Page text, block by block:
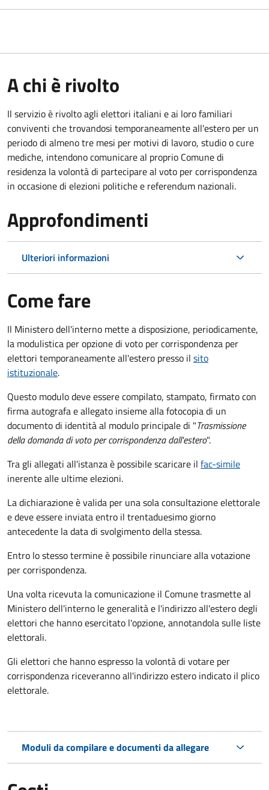
A chi è rivolto
Il servizio è rivolto agli elettori italiani e ai loro familiari
conviventi che trovandosi temporaneamente all'estero per un
periodo di almeno tre mesi per motivi di lavoro, studio o cure
mediche, intendono comunicare al proprio Comune di
residenza la volontà di partecipare al voto per corrispondenza
in occasione di elezioni politiche e referendum nazionali.
Approfondimenti
Ulteriori informazioni
Come fare
Il Ministero dell'interno mette a disposizione, periodicamente,
la modulistica per opzione di voto per corrispondenza per
elettori temporaneamente all'estero presso il sito
istituzionale.
Questo modulo deve essere compilato, stampato, firmato con
firma autografa e allegato insieme alla fotocopia di un
documento di identità al modulo principale di "Trasmissione
della domanda di voto per corrispondenza dall'estero".
Tra gli allegati all'istanza è possibile scaricare il fac-simile
inerente alle ultime elezioni.
La dichiarazione è valida per una sola consultazione elettorale
e deve essere inviata entro il trentaduesimo giorno
antecedente la data di svolgimento della stessa.
Entro lo stesso termine è possibile rinunciare alla votazione
per corrispondenza.
Una volta ricevuta la comunicazione il Comune trasmette al
Ministero dell'interno le generalità e l'indirizzo all'estero degli
elettori che hanno esercitato l'opzione, annotandola sulle liste
elettorali.
Gli elettori che hanno espresso la volontà di votare per
corrispondenza riceveranno all'indirizzo estero indicato il plico
elettorale.
Moduli da compilare e documenti da allegare